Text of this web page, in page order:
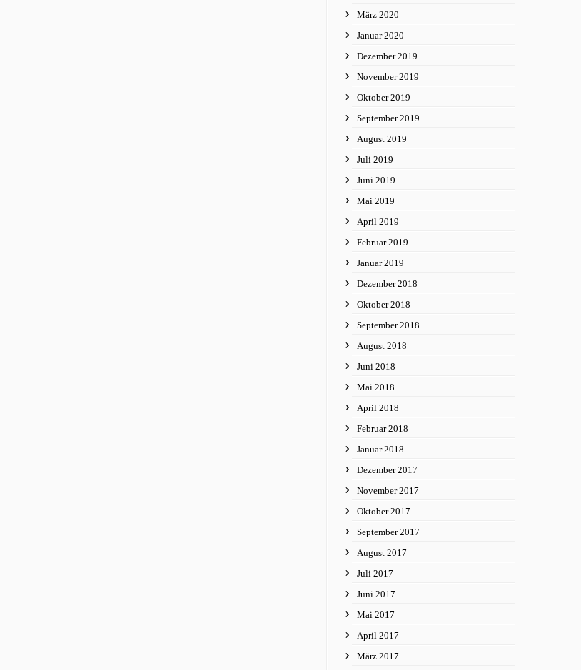
März 2020
Januar 2020
Dezember 2019
November 2019
Oktober 2019
September 2019
August 2019
Juli 2019
Juni 2019
Mai 2019
April 2019
Februar 2019
Januar 2019
Dezember 2018
Oktober 2018
September 2018
August 2018
Juni 2018
Mai 2018
April 2018
Februar 2018
Januar 2018
Dezember 2017
November 2017
Oktober 2017
September 2017
August 2017
Juli 2017
Juni 2017
Mai 2017
April 2017
März 2017